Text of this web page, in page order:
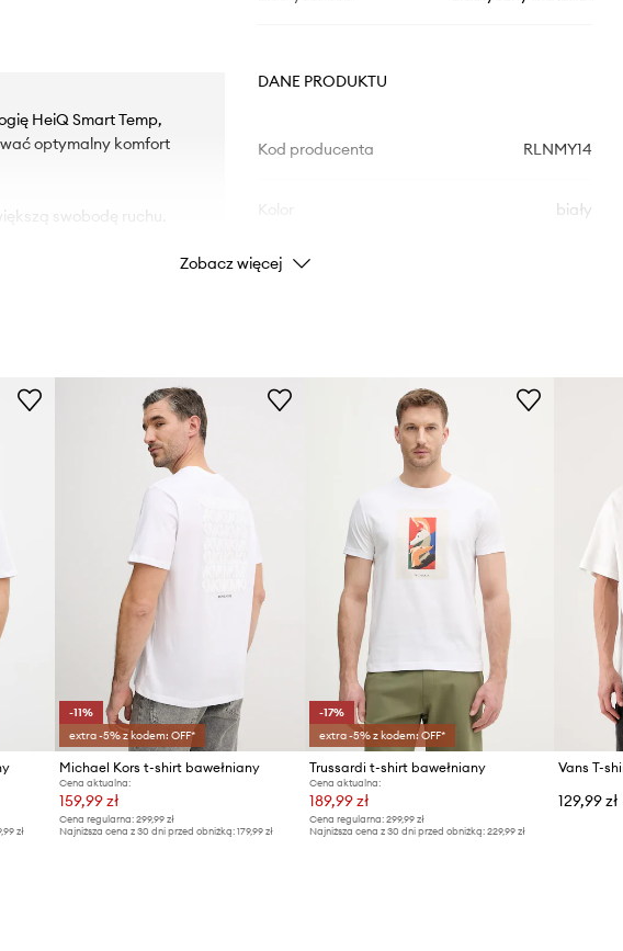
HeiQ Smart Temp,
optymalny komfort
swobodę ruchu.
DANE PRODUKTU
Kod producenta RLNMY14
biały
Marka
ID Produktu
Zobacz więcej
zł
-11%
extra -5% z kodem: OFF*
Michael Kors t-shirt bawełniany
Cena aktualna:
159,99 zł
Cena regularna: 299,99 zł
Najniższa cena z 30 dni przed obniżką: 179,99 zł
-17%
extra -5% z kodem: OFF*
Trussardi t-shirt bawełniany
Cena aktualna:
189,99 zł
Cena regularna: 299,99 zł
Najniższa cena z 30 dni przed obniżką: 229,99 zł
Vans T-
129,99 zł